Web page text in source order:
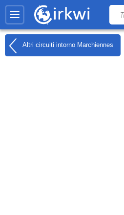
Altri circuiti intorno Marchiennes